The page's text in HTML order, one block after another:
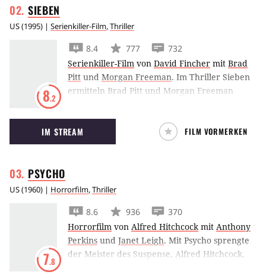
SIEBEN
US(1995) | Serienkiller-Film,Thriller
8.2
8.4 777
732
Serienkiller-Film von David Fincher mit Brad
Pitt und Morgan Freeman. Im Thriller Sieben
ermitteln Brad Pitt und Morgan Freeman
seine Opfer auf bestialische Weise für ihre
Vergehen gegen die Sieben Todsünden
bestraft.
IM STREAM FILM VORMERKEN
PSYCHO
US(1960) | Horrorfilm,Thriller
7.8
8.6 936
370
Horrorfilm von Alfred Hitchcockmit Anthony
Perkins und Janet Leigh. Mit Psycho sprengte
der Meister des Suspense, Alfred Hitchcock,